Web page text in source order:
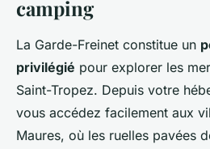
camping
La Garde-Freinet constitue un
privilégié pour explorer les
Saint-Tropez. Depuis votre
vous accédez facilement aux
Maures, où les ruelles pavées